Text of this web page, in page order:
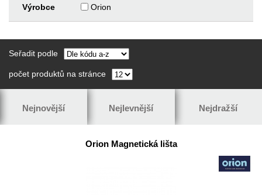
Výrobce Orion
Seřadit podle
počet produktů na stránce
Nejnovější Nejlevnější Nejdražší
Orion Magnetická lišta